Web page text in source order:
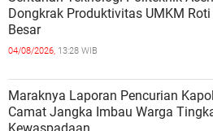
Dongkrak Produktivitas UMKM Roti
Besar
04/08/2026, 13:28 WIB
Maraknya Laporan Pencurian
Camat Jangka Imbau Warga